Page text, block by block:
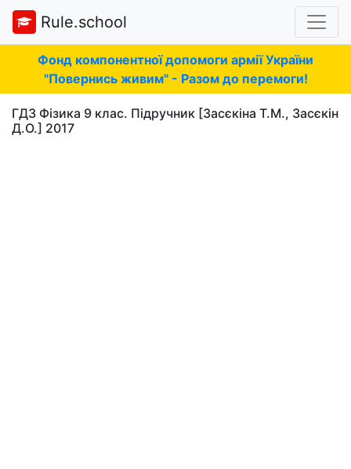
Rule.school
Фонд компонентної допомоги армії України
"Повернись живим" - Разом до перемоги!
ГДЗ Фізика 9 клас. Підручник [Засєкіна Т.М., Засєкін
Д.О.] 2017